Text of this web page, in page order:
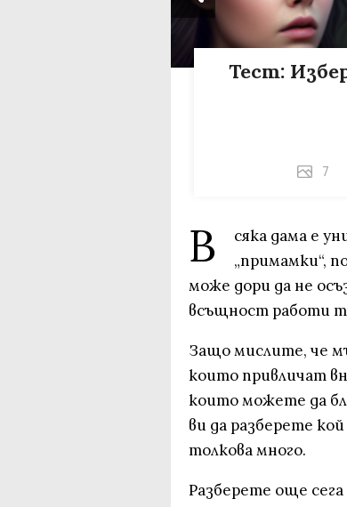
Тест:
7
В
сяка дама е
„примамки“,
може дори да не
всъщност работи
Защо мислите, че
които привличат
които можете да
ви да разберете
толкова много.
Разберете още